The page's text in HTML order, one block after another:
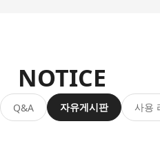
NOTICE
Q&A 자유게시판 사용